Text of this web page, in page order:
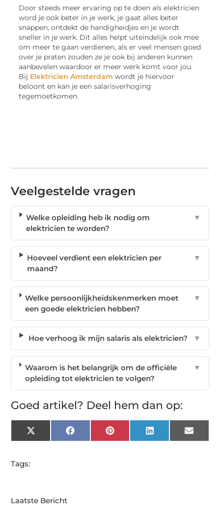
Door steeds meer ervaring op te doen als elektricien
word je ook beter in je werk, je gaat alles beter
snappen, ontdekt de handigheidjes en je wordt
sneller in je werk. Dit alles helpt uiteindelijk ook mee
om meer te gaan verdienen, als er veel mensen goed
over je praten zouden ze je ook bij anderen kunnen
aanbevelen waardoor er meer werk komt voor jou.
Bij Elektricien Amsterdam wordt je hiervoor
beloont en kan je een salarisverhoging
tegemoetkomen.
Veelgestelde vragen
Welke opleiding heb ik nodig om
elektricien te worden?
▼
Hoeveel verdient een elektricien per
maand?
▼
Welke persoonlijkheidskenmerken moet
een goede elektricien hebben?
▼
Hoe verhoog ik mijn salaris als elektricien? ▼
Waarom is het belangrijk om de officiële
opleiding tot elektricien te volgen?
▼
Goed artikel? Deel hem dan op:
X
(Twitter)
FacebookPinterest LinkedIn Email
Tags:
Laatste Bericht